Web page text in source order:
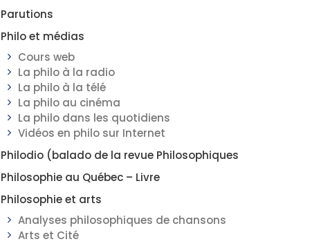
Parutions
Philo et médias
Cours web
La philo à la radio
La philo à la télé
La philo au cinéma
La philo dans les quotidiens
Vidéos en philo sur Internet
Philodio (balado de la revue Philosophiques
Philosophie au Québec – Livre
Philosophie et arts
Analyses philosophiques de chansons
Arts et Cité